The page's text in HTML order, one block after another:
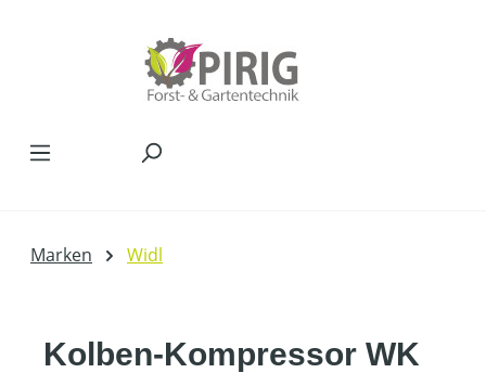
Marken Widl
Kolben-Kompressor WK